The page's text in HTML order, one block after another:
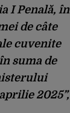
I Penală, în
de câte
cuvenite
suma de
2025”,